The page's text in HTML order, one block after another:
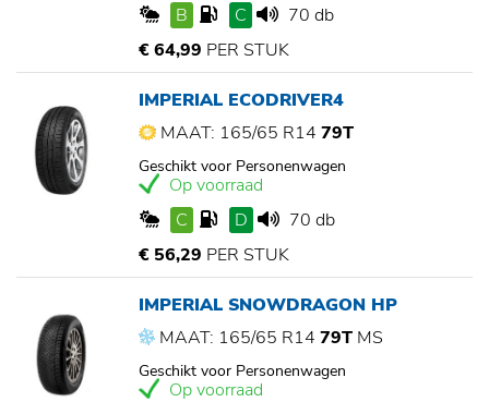
B
C
70 db
€ 64,99 PER STUK
IMPERIAL ECODRIVER4
MAAT: 165/65 R14 79T
Geschikt voor Personenwagen
Op voorraad
C
D
70 db
€ 56,29 PER STUK
IMPERIAL SNOWDRAGON HP
MAAT: 165/65 R14 79T MS
Geschikt voor Personenwagen
Op voorraad